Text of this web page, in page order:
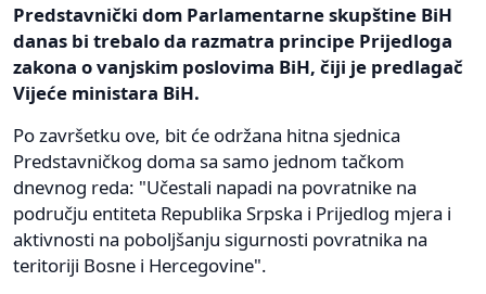
Predstavnički dom Parlamentarne skupštine BiH
danas bi trebalo da razmatra principe Prijedloga
zakona o vanjskim poslovima BiH, čiji je predlagač
Vijeće ministara BiH.
Po završetku ove, bit će održana hitna sjednica
Predstavničkog doma sa samo jednom tačkom
dnevnog reda: "Učestali napadi na povratnike na
području entiteta Republika Srpska i Prijedlog mjera i
aktivnosti na poboljšanju sigurnosti povratnika na
teritoriji Bosne i Hercegovine".